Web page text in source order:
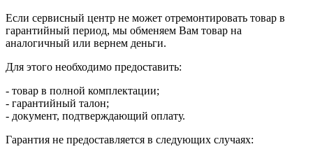
Если сервисный центр не может отремонтировать товар в
гарантийный период, мы обменяем Вам товар на
аналогичный или вернем деньги.
Для этого необходимо предоставить:
- товар в полной комплектации;
- гарантийный талон;
- документ, подтверждающий оплату.
Гарантия не предоставляется в следующих случаях: